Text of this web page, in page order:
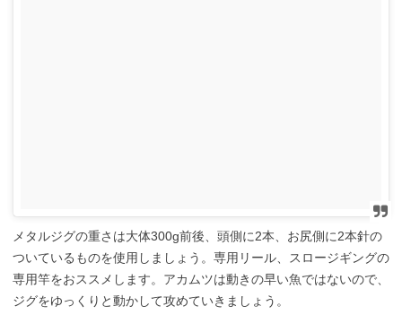
メタルジグの重さは大体300g前後、頭側に2本、お尻側に2本針の
ついているものを使用しましょう。専用リール、スロージギングの
専用竿をおススメします。アカムツは動きの早い魚ではないので、
ジグをゆっくりと動かして攻めていきましょう。